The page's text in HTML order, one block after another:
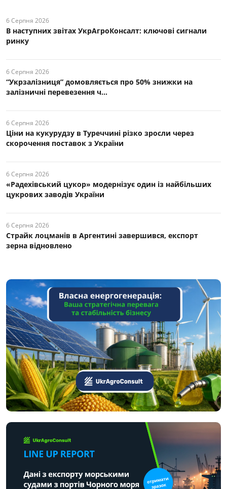
6 Серпня 2026
В наступних звітах УкрАгроКонсалт: ключові cигнали
ринку
6 Серпня 2026
“Укрзалізниця” домовляється про 50% знижки на
залізничні перевезення ч...
6 Серпня 2026
Ціни на кукурудзу в Туреччині різко зросли через
скорочення поставок з України
6 Серпня 2026
«Радехівський цукор» модернізує один із найбільших
цукрових заводів України
6 Серпня 2026
Страйк лоцманів в Аргентині завершився, експорт
зерна відновлено